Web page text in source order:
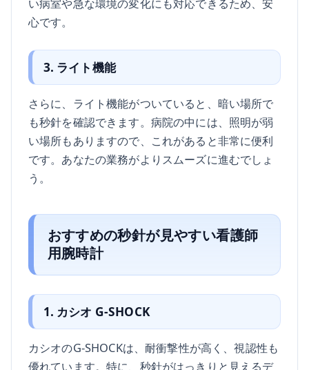
心です。
3. ライト機能
さらに、ライト機能がついていると、暗い場所で
も秒針を確認できます。病院の中には、照明が弱
い場所もありますので、これがあると非常に便利
です。あなたの業務がよりスムーズに進むでしょ
う。
おすすめの秒針が見やすい看護師
用腕時計
1. カシオ G-SHOCK
カシオのG-SHOCKは、耐衝撃性が高く、視認性も
優れています。特に、秒針がはっきりと見えるデ